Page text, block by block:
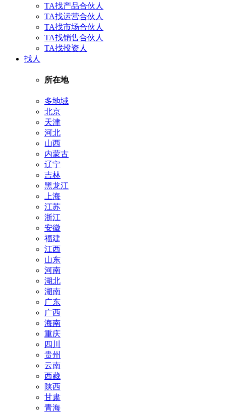
TA找产品合伙人
TA找运营合伙人
TA找市场合伙人
TA找销售合伙人
TA找投资人
找人
所在地
多地域
北京
天津
河北
山西
内蒙古
辽宁
吉林
黑龙江
上海
江苏
浙江
安徽
福建
江西
山东
河南
湖北
湖南
广东
广西
海南
重庆
四川
贵州
云南
西藏
陕西
甘肃
青海